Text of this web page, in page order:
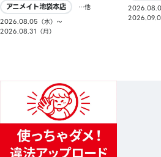
アニメイト池袋本店
…他
2026.08.05（水）〜
2026.08.31（月）